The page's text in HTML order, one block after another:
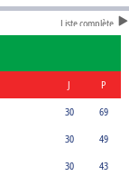
Liste complète
J
P
30
69
30
49
30
43